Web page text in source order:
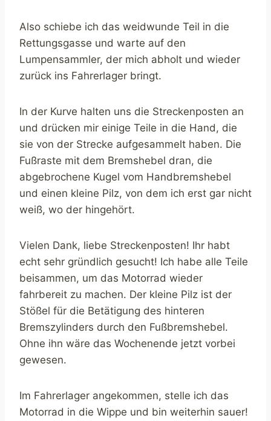
Also schiebe ich das weidwunde Teil in die
Rettungsgasse und warte auf den
Lumpensammler, der mich abholt und wieder
zurück ins Fahrerlager bringt.
In der Kurve halten uns die Streckenposten an
und drücken mir einige Teile in die Hand, die
sie von der Strecke aufgesammelt haben. Die
Fußraste mit dem Bremshebel dran, die
abgebrochene Kugel vom Handbremshebel
und einen kleine Pilz, von dem ich erst gar nicht
weiß, wo der hingehört.
Vielen Dank, liebe Streckenposten! Ihr habt
echt sehr gründlich gesucht! Ich habe alle Teile
beisammen, um das Motorrad wieder
fahrbereit zu machen. Der kleine Pilz ist der
Stößel für die Betätigung des hinteren
Bremszylinders durch den Fußbremshebel.
Ohne ihn wäre das Wochenende jetzt vorbei
gewesen.
Im Fahrerlager angekommen, stelle ich das
Motorrad in die Wippe und bin weiterhin sauer!